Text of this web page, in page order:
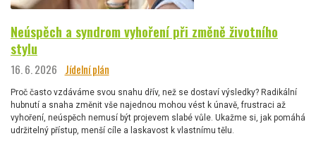
Neúspěch a syndrom vyhoření při změně životního
stylu
16. 6. 2026 Jídelní plán
Proč často vzdáváme svou snahu dřív, než se dostaví výsledky? Radikální
hubnutí a snaha změnit vše najednou mohou vést k únavě, frustraci až
vyhoření, neúspěch nemusí být projevem slabé vůle. Ukažme si, jak pomáhá
udržitelný přístup, menší cíle a laskavost k vlastnímu tělu.